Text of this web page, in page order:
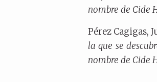
nombre de Cide
Pérez Cagigas,
la que se
nombre de Cide